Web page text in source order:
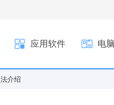
应用软件 电
介绍